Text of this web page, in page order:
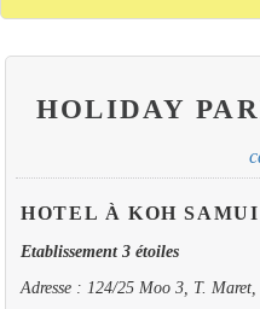
HOLIDAY
HOTEL À KOH SAMUI
Etablissement 3 étoiles
Adresse : 124/25 Moo 3, T.